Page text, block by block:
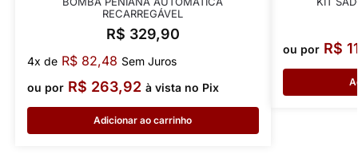
RECARREGÁVEL
R$ 329,90
4x de R$82,48 Sem Juros
ou por R$ 263,92 à vista no Pix
Adicionar ao carrinho
ou por R$